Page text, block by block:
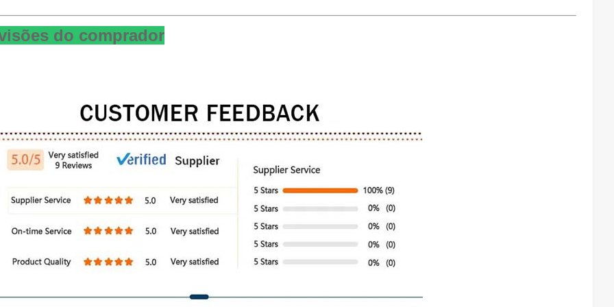
do comprador